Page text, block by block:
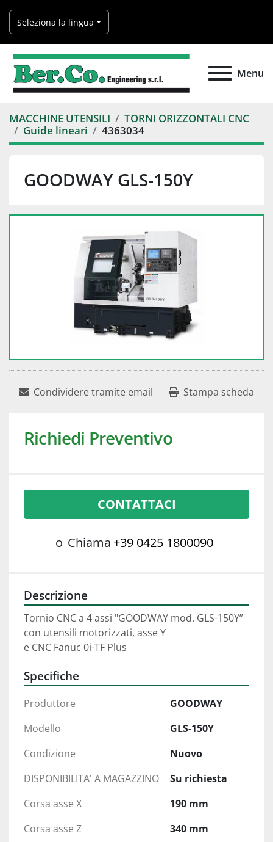
Seleziona la lingua
Menu
MACCHINE UTENSILI
TORNI ORIZZONTALI CNC
Guide lineari
4363034
GOODWAY GLS-150Y
Condividere tramite email Stampa scheda
Richiedi Preventivo
CONTATTACI
o Chiama +39 0425 1800090
Descrizione
Tornio CNC a 4 assi "GOODWAY mod. GLS-150Y”
con utensili motorizzati, asse Y
e CNC Fanuc 0i-TF Plus
Specifiche
Produttore
GOODWAY
Modello
GLS-150Y
Condizione
Nuovo
DISPONIBILITA' A MAGAZZINO
Su richiesta
Corsa asse X
190 mm
Corsa asse Z
340 mm